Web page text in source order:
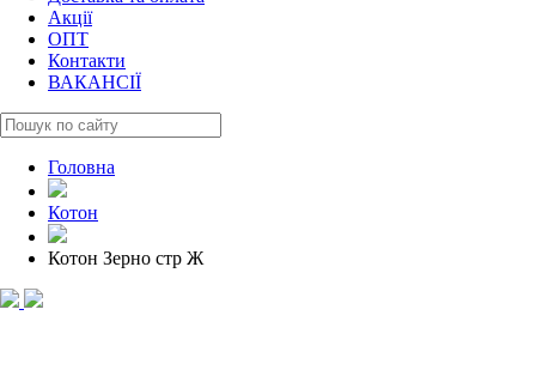
Акції
ОПТ
Контакти
ВАКАНСІЇ
Головна
Котон
Котон Зерно стр Ж